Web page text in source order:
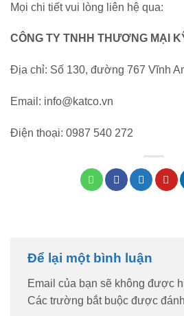
Mọi chi tiết vui lòng liên hệ qua:
CÔNG TY TNHH THƯƠNG MẠI
Địa chỉ: Số 130, đường 767 Vĩnh
Email: info@katco.vn
Điện thoại: 0987 540 272
Để lại một bình luận
Email của bạn sẽ không được
Các trường bắt buộc được